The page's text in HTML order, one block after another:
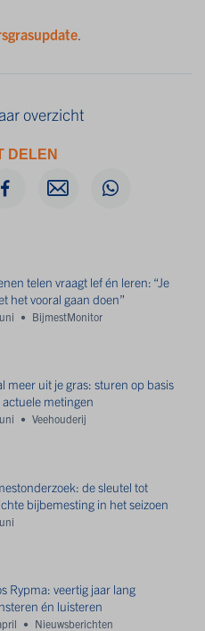
overzicht
DELEN
telen vraagt lef én leren: “Je
het vooral gaan doen”
BijmestMonitor
meer uit je gras: sturen op basis
actuele metingen
Veehouderij
de sleutel tot
bijbemesting in het seizoen
Rypma: veertig jaar lang
én luisteren
Nieuwsberichten